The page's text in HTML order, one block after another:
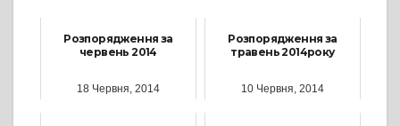
Розпорядження за
червень 2014
18 Червня, 2014
Розпорядження за
травень 2014року
10 Червня, 2014